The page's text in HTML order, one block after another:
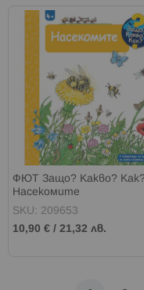
ФЮТ Защо? Какво? Как?
Насекомите
SKU: 209653
10,90 € / 21,32 лв.